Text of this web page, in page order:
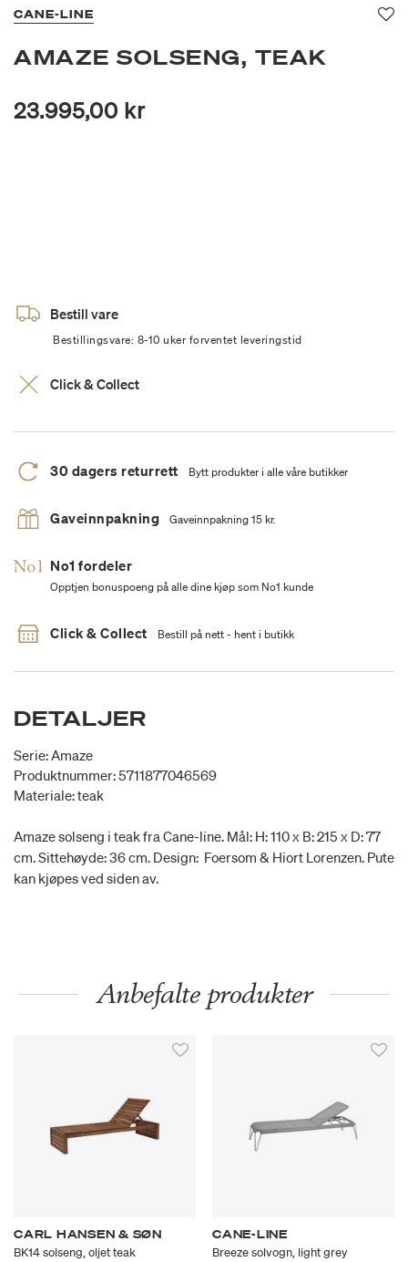
CANE-LINE
AMAZE SOLSENG, TEAK
23.995,00 kr
Bestill vare
Bestillingsvare: 8-10 uker forventet leveringstid
Click & Collect
30 dagers returrett Bytt produkter i alle våre butikker
Gaveinnpakning Gaveinnpakning 15 kr.
No1 fordeler
Opptjen bonuspoeng på alle dine kjøp som No1 kunde
Click & Collect Bestill på nett - hent i butikk
DETALJER
Serie: Amaze
Produktnummer: 5711877046569
Materiale: teak
Amaze solseng i teak fra Cane-line. Mål: H: 110 x B: 215 x D: 77
cm. Sittehøyde: 36 cm. Design: Foersom & Hiort Lorenzen. Pute
kan kjøpes ved siden av.
Anbefalte produkter
CARL HANSEN & SØN
BK14 solseng, oljet teak
CANE-LINE
Breeze solvogn, light grey